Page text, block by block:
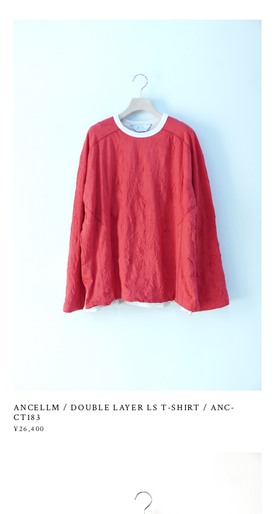
ANCELLM / DOUBLE LAYER LS T-SHIRT / ANC-
CT183
¥26,400